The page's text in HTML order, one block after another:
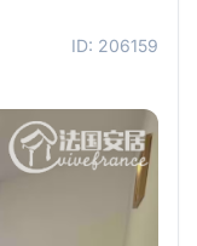
ID: 206159